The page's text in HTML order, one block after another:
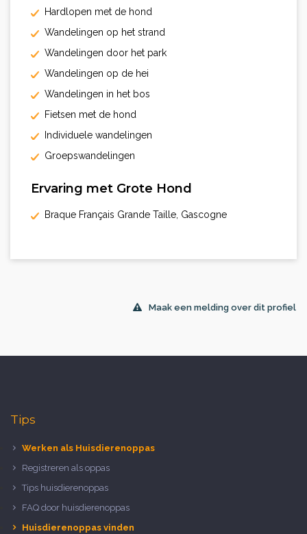
Hardlopen met de hond
Wandelingen op het strand
Wandelingen door het park
Wandelingen op de hei
Wandelingen in het bos
Fietsen met de hond
Individuele wandelingen
Groepswandelingen
Ervaring met Grote Hond
Braque Français Grande Taille, Gascogne
Maak een melding over dit profiel
Tips
Werken als Huisdierenoppas
Registreren als oppas
Tips huisdierenoppas
FAQ door huisdierenoppas
Huisdierenoppas vinden